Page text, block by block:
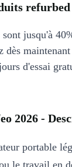
refurbed
jusqu'à
dès
d'essai
2026 -
portable